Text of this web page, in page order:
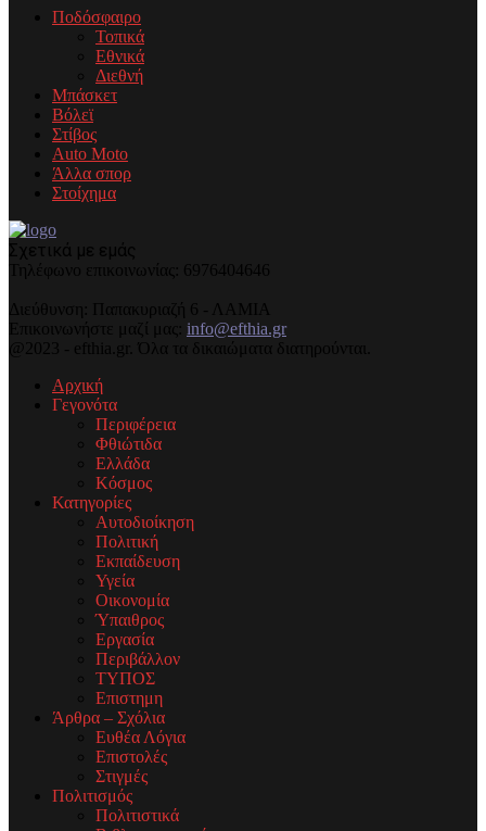
Ποδόσφαιρο
Τοπικά
Εθνικά
Διεθνή
Μπάσκετ
Βόλεϊ
Στίβος
Auto Moto
Άλλα σπορ
Στοίχημα
Σχετικά με εμάς
Τηλέφωνo επικοινωνίας: 6976404646
Διεύθυνση: Παπακυριαζή 6 - ΛΑΜΙΑ
Επικοινωνήστε μαζί μας: info@efthia.gr
@2023 - efthia.gr. Όλα τα δικαιώματα διατηρούνται.
Αρχική
Γεγονότα
Περιφέρεια
Φθιώτιδα
Ελλάδα
Κόσμος
Κατηγορίες
Αυτοδιοίκηση
Πολιτική
Εκπαίδευση
Υγεία
Οικονομία
Ύπαιθρος
Εργασία
Περιβάλλον
ΤΥΠΟΣ
Επιστημη
Άρθρα – Σχόλια
Ευθέα Λόγια
Επιστολές
Στιγμές
Πολιτισμός
Πολιτιστικά